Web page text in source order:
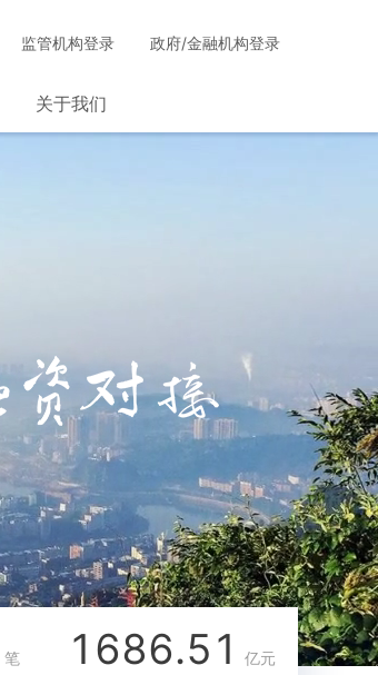
监管机构登录 政府/金融机构登录
关于我们
笔
1686.51
亿元